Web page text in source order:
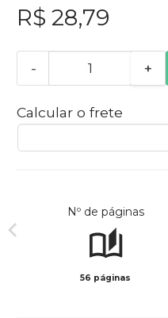
R$ 28,79
- +
Calcular o frete
Nº de páginas
56 páginas